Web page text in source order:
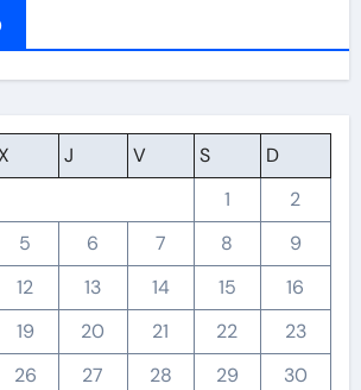
J V S
D
1
2
5 6 7 8
9
12 13 14 15
16
19 20 21 22
23
26 27 28 29
30